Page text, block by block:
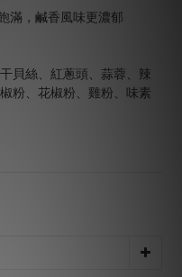
滿，鹹香風味更濃郁
貝絲、紅蔥頭、蒜蓉、辣
粉、花椒粉、雞粉、味素